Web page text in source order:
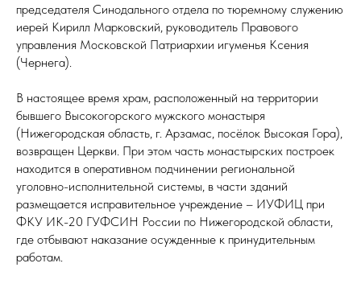
председателя Синодального отдела по тюремному служению
иерей Кирилл Марковский, руководитель Правового
управления Московской Патриархии игуменья Ксения
(Чернега).
В настоящее время храм, расположенный на территории
бывшего Высокогорского мужского монастыря
(Нижегородская область, г. Арзамас, посёлок Высокая Гора),
возвращен Церкви. При этом часть монастырских построек
находится в оперативном подчинении региональной
уголовно-исполнительной системы, в части зданий
размещается исправительное учреждение – ИУФИЦ при
ФКУ ИК-20 ГУФСИН России по Нижегородской области,
где отбывают наказание осужденные к принудительным
работам.